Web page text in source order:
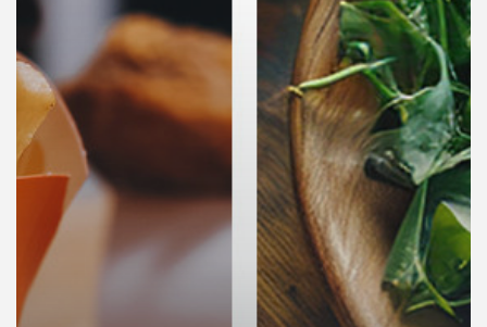
บทความ
ข่าว
และ
กิจกรรม
เกี่ยว
กับ
เรา